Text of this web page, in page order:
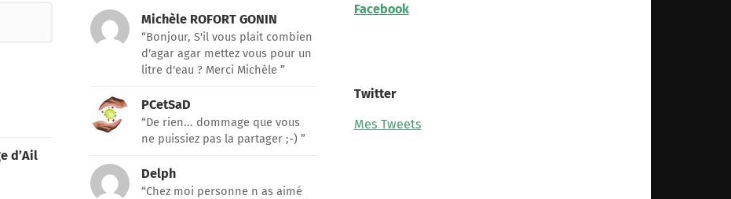
d’Ail
Michèle ROFORT GONIN
“Bonjour, S'il vous plait combien
d'agar agar mettez vous pour un
litre d'eau ? Merci Michèle ”
PCetSaD
“De rien... dommage que vous
ne puissiez pas la partager ;-) ”
Delph
“Chez moi personne n as aimé
Facebook
Twitter
Mes Tweets